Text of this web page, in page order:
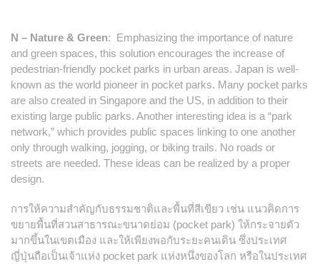
N – Nature & Green: Emphasizing the importance of nature
and green spaces, this solution encourages the increase of
pedestrian-friendly pocket parks in urban areas. Japan is well-
known as the world pioneer in pocket parks. Many pocket parks
are also created in Singapore and the US, in addition to their
existing large public parks. Another interesting idea is a “park
network,” which provides public spaces linking to one another
only through walking, jogging, or biking trails. No roads or
streets are needed. These ideas can be realized by a proper
design.
การให้ความสำคัญกับธรรมชาติและพื้นที่สีเขียว เช่น แนวคิดการ
ขยายพื้นที่สวนสาธารณะขนาดย่อม (pocket park) ให้กระจายตัว
มากขึ้นในเขตเมือง และให้เพียงพอกับระยะคนเดิน ซึ่งประเทศ
ญี่ปุ่นถือเป็นเจ้าแห่ง pocket park แห่งหนึ่งของโลก หรือในประเทศ